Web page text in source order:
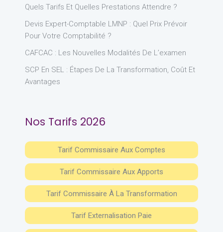
Quels Tarifs Et Quelles Prestations Attendre ?
Devis Expert-Comptable LMNP : Quel Prix Prévoir
Pour Votre Comptabilité ?
CAFCAC : Les Nouvelles Modalités De L’examen
SCP En SEL : Étapes De La Transformation, Coût Et
Avantages
Nos Tarifs 2026
Tarif Commissaire Aux Comptes
Tarif Commissaire Aux Apports
Tarif Commissaire À La Transformation
Tarif Externalisation Paie